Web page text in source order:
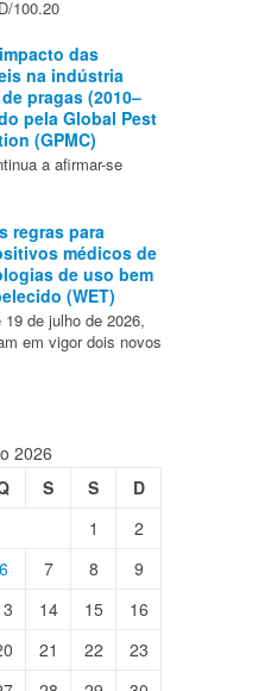
100.20
das
na indústria
pragas (2010–
pela Global Pest
(GPMC)
a afirmar-se
regras para
médicos de
de uso bem
(WET)
19 de julho de 2026,
em vigor dois novos
2026
S S
D
1
2
6 7 8
9
14 15
16
21 22
23